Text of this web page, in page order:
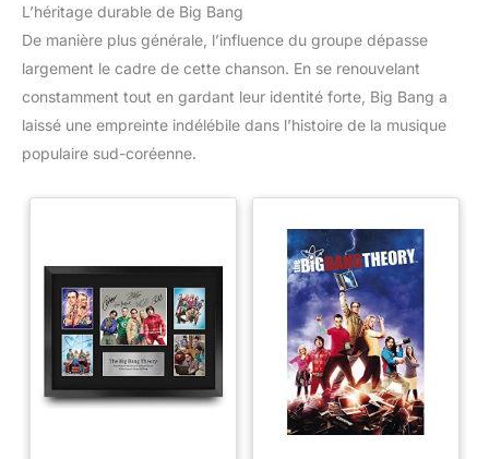
L’héritage durable de Big Bang
De manière plus générale, l’influence du groupe dépasse
largement le cadre de cette chanson. En se renouvelant
constamment tout en gardant leur identité forte, Big Bang a
laissé une empreinte indélébile dans l’histoire de la musique
populaire sud-coréenne.